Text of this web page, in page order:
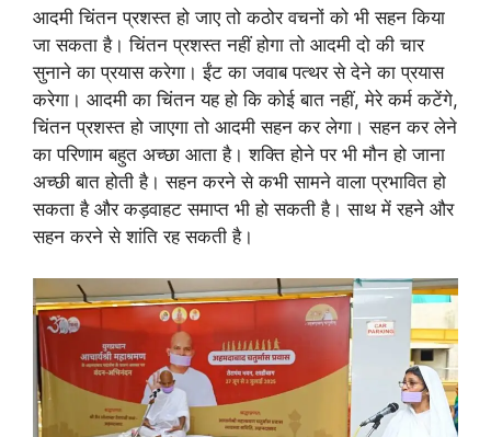
आदमी चिंतन प्रशस्त हो जाए तो कठोर वचनों को भी सहन किया
जा सकता है। चिंतन प्रशस्त नहीं होगा तो आदमी दो की चार
सुनाने का प्रयास करेगा। ईंट का जवाब पत्थर से देने का प्रयास
करेगा। आदमी का चिंतन यह हो कि कोई बात नहीं, मेरे कर्म कटेंगे,
चिंतन प्रशस्त हो जाएगा तो आदमी सहन कर लेगा। सहन कर लेने
का परिणाम बहुत अच्छा आता है। शक्ति होने पर भी मौन हो जाना
अच्छी बात होती है। सहन करने से कभी सामने वाला प्रभावित हो
सकता है और कड़वाहट समाप्त भी हो सकती है। साथ में रहने और
सहन करने से शांति रह सकती है।